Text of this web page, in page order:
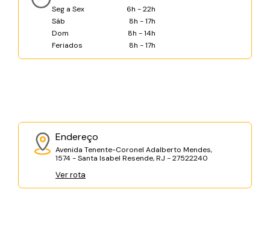
Seg a Sex
6h - 22h
Sáb
8h - 17h
Dom
8h - 14h
Feriados
8h - 17h
Endereço
Avenida Tenente-Coronel Adalberto Mendes,
1574 - Santa Isabel Resende, RJ - 27522240
Ver rota